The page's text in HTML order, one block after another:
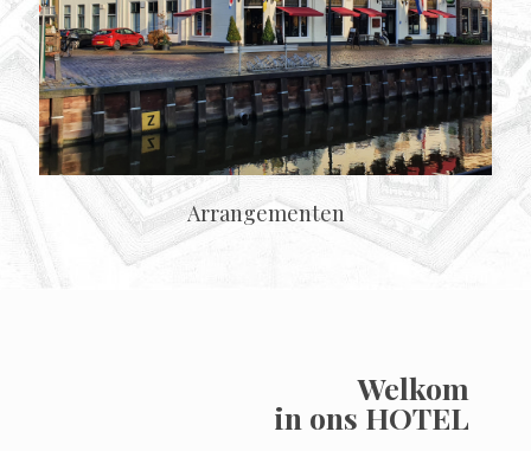
Arrangementen
Welkom
in ons HOTEL